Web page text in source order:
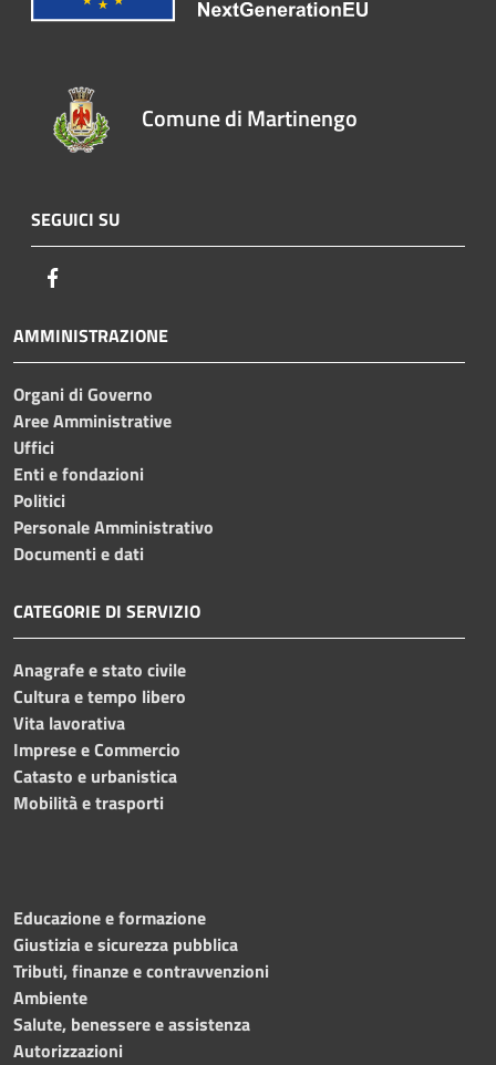
Comune di Martinengo
SEGUICI SU
AMMINISTRAZIONE
Organi di Governo
Aree Amministrative
Uffici
Enti e fondazioni
Politici
Personale Amministrativo
Documenti e dati
CATEGORIE DI SERVIZIO
Anagrafe e stato civile
Cultura e tempo libero
Vita lavorativa
Imprese e Commercio
Catasto e urbanistica
Mobilità e trasporti
Educazione e formazione
Giustizia e sicurezza pubblica
Tributi, finanze e contravvenzioni
Ambiente
Salute, benessere e assistenza
Autorizzazioni